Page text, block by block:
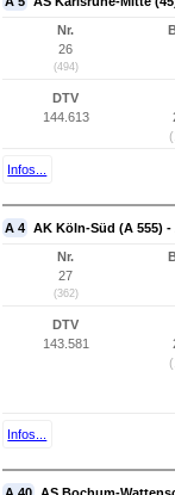
Nr.
26
(494)
DTV
144.613
Infos...
A 4 AK Köln-Süd (A 555)
Nr.
27
(362)
DTV
143.581
Infos...